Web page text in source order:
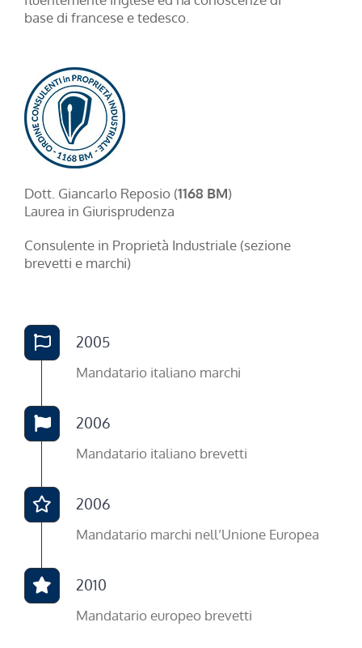
base di francese e tedesco.
Dott. Giancarlo Reposio (1168 BM)
Laurea in Giurisprudenza
Consulente in Proprietà Industriale (sezione
brevetti e marchi)
2005
Mandatario italiano marchi
2006
Mandatario italiano brevetti
2006
Mandatario marchi nell’Unione Europea
2010
Mandatario europeo brevetti